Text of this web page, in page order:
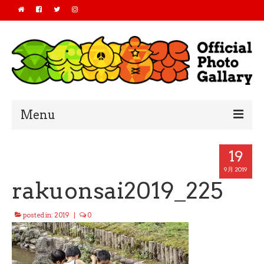
Menu
2018
2017
2016
19
9月 2019
rakuonsai2019_225
posted in: 2019 0